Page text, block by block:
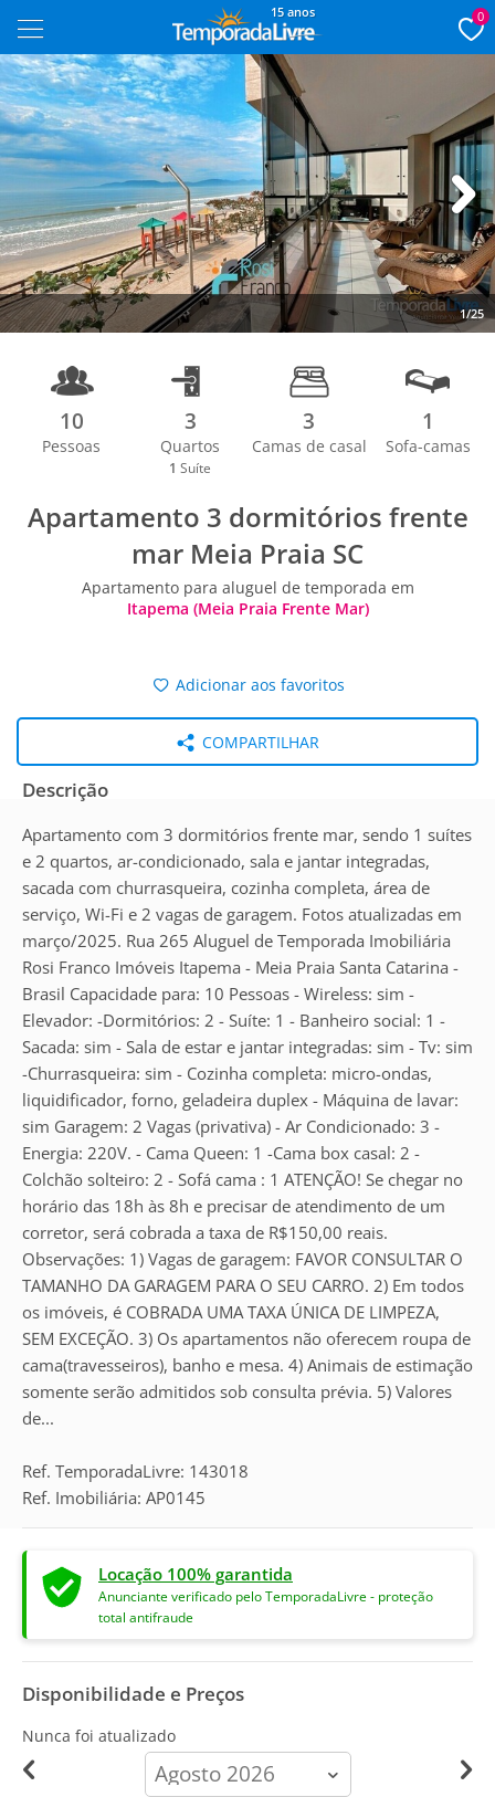
15 anos 0
1/25
Next
10
Pessoas
3
Quartos
1 Suíte
3
Camas de casal
1
Sofa-camas
Apartamento 3 dormitórios frente
mar Meia Praia SC
Apartamento para aluguel de temporada em
Itapema (Meia Praia Frente Mar)
Adicionar aos favoritos
COMPARTILHAR
Descrição
Apartamento com 3 dormitórios frente mar, sendo 1 suítes
e 2 quartos, ar-condicionado, sala e jantar integradas,
sacada com churrasqueira, cozinha completa, área de
serviço, Wi-Fi e 2 vagas de garagem. Fotos atualizadas em
março/2025. Rua 265 Aluguel de Temporada Imobiliária
Rosi Franco Imóveis Itapema - Meia Praia Santa Catarina -
Brasil Capacidade para: 10 Pessoas - Wireless: sim -
Elevador: -Dormitórios: 2 - Suíte: 1 - Banheiro social: 1 -
Sacada: sim - Sala de estar e jantar integradas: sim - Tv: sim
-Churrasqueira: sim - Cozinha completa: micro-ondas,
liquidificador, forno, geladeira duplex - Máquina de lavar:
sim Garagem: 2 Vagas (privativa) - Ar Condicionado: 3 -
Energia: 220V. - Cama Queen: 1 -Cama box casal: 2 -
Colchão solteiro: 2 - Sofá cama : 1 ATENÇÃO! Se chegar no
horário das 18h às 8h e precisar de atendimento de um
corretor, será cobrada a taxa de R$150,00 reais.
Observações: 1) Vagas de garagem: FAVOR CONSULTAR O
TAMANHO DA GARAGEM PARA O SEU CARRO. 2) Em todos
os imóveis, é COBRADA UMA TAXA ÚNICA DE LIMPEZA,
SEM EXCEÇÃO. 3) Os apartamentos não oferecem roupa de
cama(travesseiros), banho e mesa. 4) Animais de estimação
somente serão admitidos sob consulta prévia. 5) Valores
de...
Ref. TemporadaLivre: 143018
Ref. Imobiliária: AP0145
Locação 100% garantida
Anunciante verificado pelo TemporadaLivre - proteção
total antifraude
Disponibilidade e Preços
Nunca foi atualizado
calendar-
month